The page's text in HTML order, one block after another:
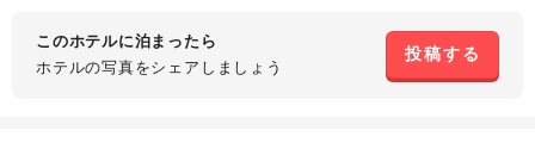
このホテルに泊まったら
ホテルの写真をシェアしましょう
投稿する